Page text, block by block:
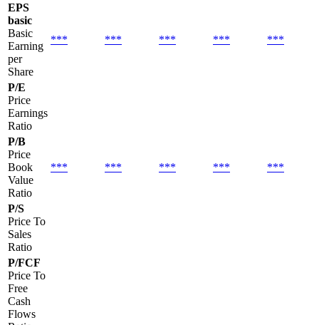
EPS
basic
Basic
Earning
per
Share
*** *** *** *** ***
P/E
Price
Earnings
Ratio
P/B
Price
Book
Value
Ratio
*** *** *** *** ***
P/S
Price To
Sales
Ratio
P/FCF
Price To
Free
Cash
Flows